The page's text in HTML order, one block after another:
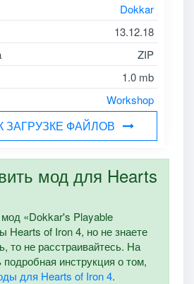
Dokkar
13.12.18
ZIP
1.0 mb
Workshop
ЗАГРУЗКЕ ФАЙЛОВ
мод для Hearts
«Dokkar's Playable
Hearts of Iron 4, но не знаете
то не расстраивайтесь. На
инструкция о том,
для Hearts of Iron 4.